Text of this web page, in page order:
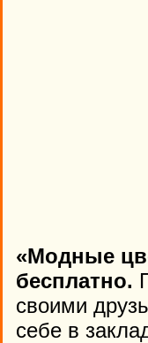
«Модные
бесплатно.
своими
себе в